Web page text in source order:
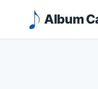
Album